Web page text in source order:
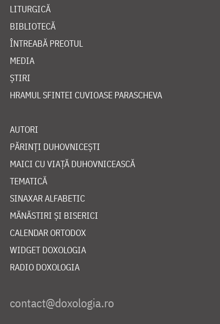
LITURGICĂ
BIBLIOTECĂ
ÎNTREABĂ PREOTUL
MEDIA
ȘTIRI
HRAMUL SFINTEI CUVIOASE PARASCHEVA
AUTORI
PĂRINȚI DUHOVNICEȘTI
MAICI CU VIAȚĂ DUHOVNICEASCĂ
TEMATICĂ
SINAXAR ALFABETIC
MĂNĂSTIRI ȘI BISERICI
CALENDAR ORTODOX
WIDGET DOXOLOGIA
RADIO DOXOLOGIA